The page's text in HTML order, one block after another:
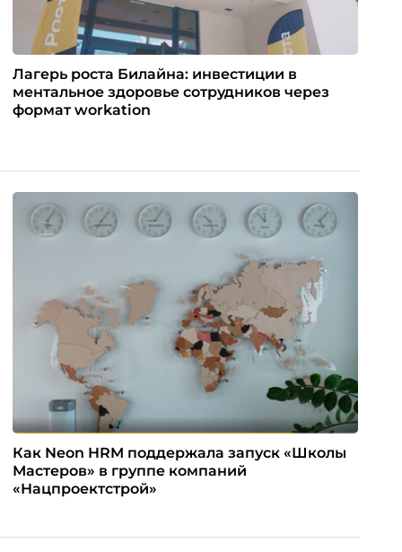
Лагерь роста Билайна: инвестиции в
ментальное здоровье сотрудников через
формат workation
Как Neon HRM поддержала запуск «Школы
Мастеров» в группе компаний
«Нацпроектстрой»